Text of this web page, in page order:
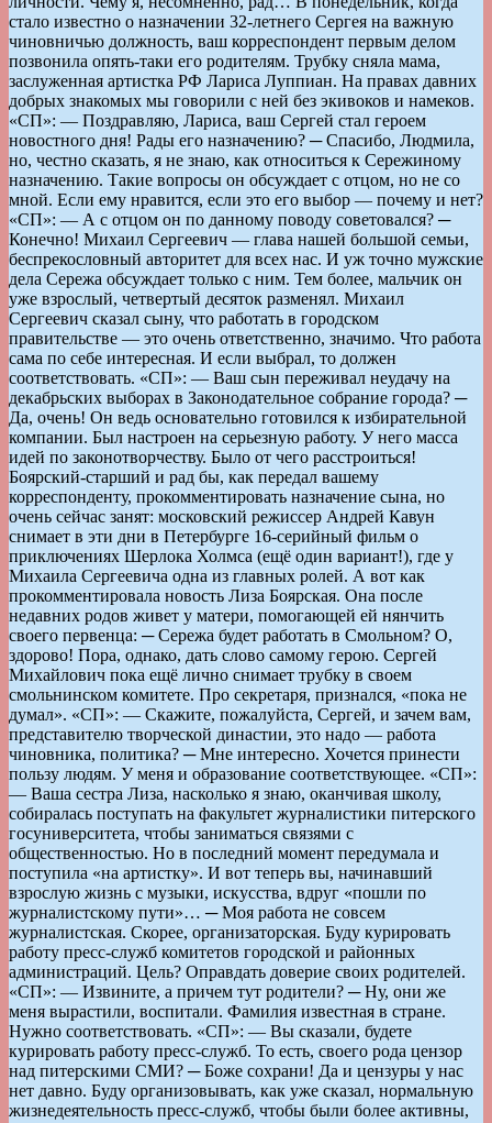
стало известно о назначении 32-летнего Сергея на важную
чиновничью должность, ваш корреспондент первым делом
позвонила опять-таки его родителям. Трубку сняла мама,
заслуженная артистка РФ Лариса Луппиан. На правах давних
добрых знакомых мы говорили с ней без экивоков и намеков.
«СП»: — Поздравляю, Лариса, ваш Сергей стал героем
новостного дня! Рады его назначению? ─ Спасибо, Людмила,
но, честно сказать, я не знаю, как относиться к Сережиному
назначению. Такие вопросы он обсуждает с отцом, но не со
мной. Если ему нравится, если это его выбор — почему и нет?
«СП»: — А с отцом он по данному поводу советовался? ─
Конечно! Михаил Сергеевич — глава нашей большой семьи,
беспрекословный авторитет для всех нас. И уж точно мужские
дела Сережа обсуждает только с ним. Тем более, мальчик он
уже взрослый, четвертый десяток разменял. Михаил
Сергеевич сказал сыну, что работать в городском
правительстве — это очень ответственно, значимо. Что работа
сама по себе интересная. И если выбрал, то должен
соответствовать. «СП»: — Ваш сын переживал неудачу на
декабрьских выборах в Законодательное собрание города? ─
Да, очень! Он ведь основательно готовился к избирательной
компании. Был настроен на серьезную работу. У него масса
идей по законотворчеству. Было от чего расстроиться!
Боярский-старший и рад бы, как передал вашему
корреспонденту, прокомментировать назначение сына, но
очень сейчас занят: московский режиссер Андрей Кавун
снимает в эти дни в Петербурге 16-серийный фильм о
приключениях Шерлока Холмса (ещё один вариант!), где у
Михаила Сергеевича одна из главных ролей. А вот как
прокомментировала новость Лиза Боярская. Она после
недавних родов живет у матери, помогающей ей нянчить
своего первенца: ─ Сережа будет работать в Смольном? О,
здорово! Пора, однако, дать слово самому герою. Сергей
Михайлович пока ещё лично снимает трубку в своем
смольнинском комитете. Про секретаря, признался, «пока не
думал». «СП»: — Скажите, пожалуйста, Сергей, и зачем вам,
представителю творческой династии, это надо — работа
чиновника, политика? ─ Мне интересно. Хочется принести
пользу людям. У меня и образование соответствующее. «СП»:
— Ваша сестра Лиза, насколько я знаю, оканчивая школу,
собиралась поступать на факультет журналистики питерского
госуниверситета, чтобы заниматься связями с
общественностью. Но в последний момент передумала и
поступила «на артистку». И вот теперь вы, начинавший
взрослую жизнь с музыки, искусства, вдруг «пошли по
журналистскому пути»… ─ Моя работа не совсем
журналистская. Скорее, организаторская. Буду курировать
работу пресс-служб комитетов городской и районных
администраций. Цель? Оправдать доверие своих родителей.
«СП»: — Извините, а причем тут родители? ─ Ну, они же
меня вырастили, воспитали. Фамилия известная в стране.
Нужно соответствовать. «СП»: — Вы сказали, будете
курировать работу пресс-служб. То есть, своего рода цензор
над питерскими СМИ? ─ Боже сохрани! Да и цензуры у нас
нет давно. Буду организовывать, как уже сказал, нормальную
жизнедеятельность пресс-служб, чтобы были более активны,